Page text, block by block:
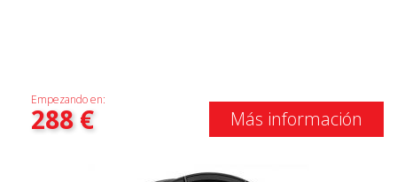
Empezando en:
288€ Más información